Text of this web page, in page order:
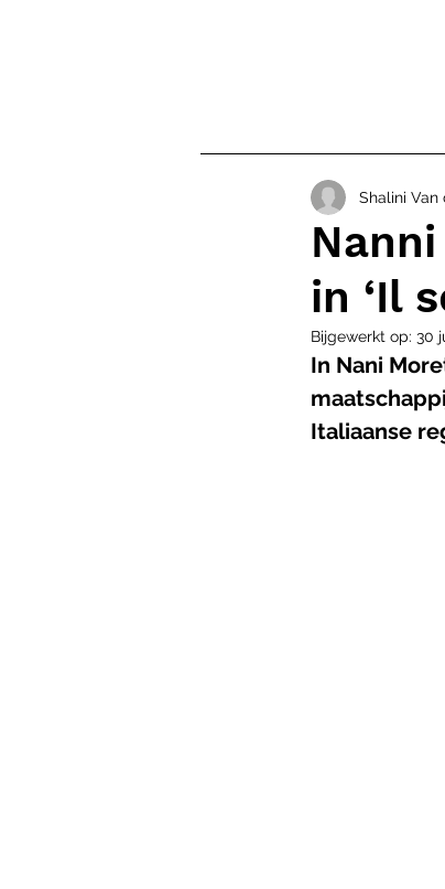
in ‘Il
Shalini
Bijgewerkt op: 30
In Nani
Italiaanse